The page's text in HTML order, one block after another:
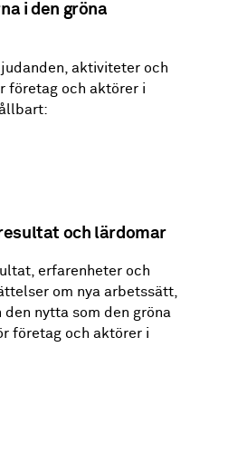
i den gröna
aktiviteter och
företag och aktörer i
och lärdomar
erfarenheter och
om nya arbetssätt,
nytta som den gröna
företag och aktörer i